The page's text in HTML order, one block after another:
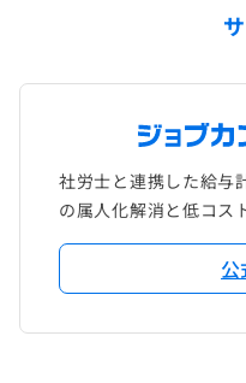
社労士と連携した給与
の属人化解消と低コス
公